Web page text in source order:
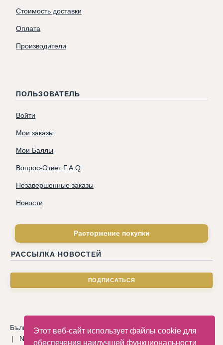
Этот веб-сайт использует файлы cookie для
обеспечения наилучшей функциональности
Стоимость доставки
Оплата
Производители
ПОЛЬЗОВАТЕЛЬ
Войти
Мои заказы
Мои Баллы
Вопрос-Ответ F.A.Q.
Незавершенные заказы
Новости
Расторжение покупки
РАССЫЛКА НОВОСТЕЙ
Български|Català|Deutsche|Hrvatski|Čeština |Dansk
| Nederlandse Eesti keel